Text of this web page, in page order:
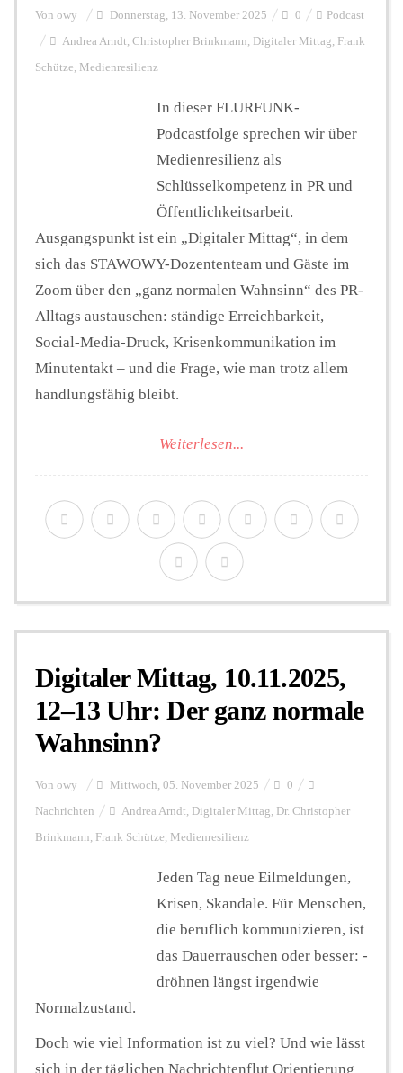
Von owy Donnerstag, 13. November 2025 0 Podcast
Andrea Arndt, Christopher Brinkmann, Digitaler Mittag, Frank
Schütze, Medienresilienz
In dieser FLURFUNK-
Podcastfolge sprechen wir über
Medienresilienz als
Schlüsselkompetenz in PR und
Öffentlichkeitsarbeit.
Ausgangspunkt ist ein „Digitaler Mittag“, in dem
sich das STAWOWY-Dozententeam und Gäste im
Zoom über den „ganz normalen Wahnsinn“ des PR-
Alltags austauschen: ständige Erreichbarkeit,
Social-Media-Druck, Krisenkommunikation im
Minutentakt – und die Frage, wie man trotz allem
handlungsfähig bleibt.
Weiterlesen...
Digitaler Mittag, 10.11.2025,
12–13 Uhr: Der ganz normale
Wahnsinn?
Von owy Mittwoch, 05. November 2025 0
Nachrichten Andrea Arndt, Digitaler Mittag, Dr. Christopher
Brinkmann, Frank Schütze, Medienresilienz
Jeden Tag neue Eilmeldungen,
Krisen, Skandale. Für Menschen,
die beruflich kommunizieren, ist
das Dauerrauschen oder besser: -
dröhnen längst irgendwie
Normalzustand.
Doch wie viel Information ist zu viel? Und wie lässt
sich in der täglichen Nachrichtenflut Orientierung